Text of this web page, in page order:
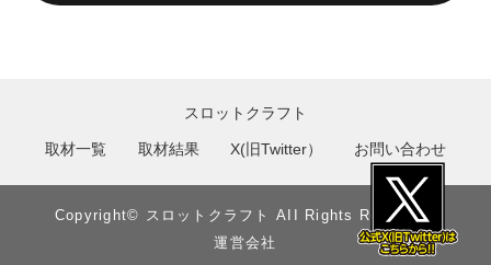
スロットクラフト
取材一覧 取材結果 X(旧Twitter） お問い合わせ
Copyright©︎ スロットクラフト AII Rights Reserved.
運営会社